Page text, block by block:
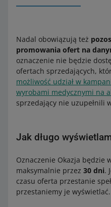
Nadal obowiązują też
promowania ofert na
oznaczenie nie będzie
ofertach sprzedających,
możliwość udział w
wyrobami medycznymi na
sprzedający nie uzupełnili
Jak długo
Oznaczenie Okazja będzie
maksymalnie przez 30 dni.
czasu oferta przestanie
przestaniemy je wyświetlać.